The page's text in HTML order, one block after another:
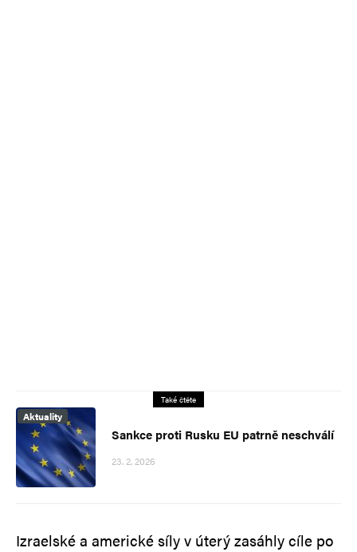
Také čtěte
Aktuality
Sankce proti Rusku EU patrně neschválí
23. 2. 2026
Izraelské a americké síly v úterý zasáhly cíle po